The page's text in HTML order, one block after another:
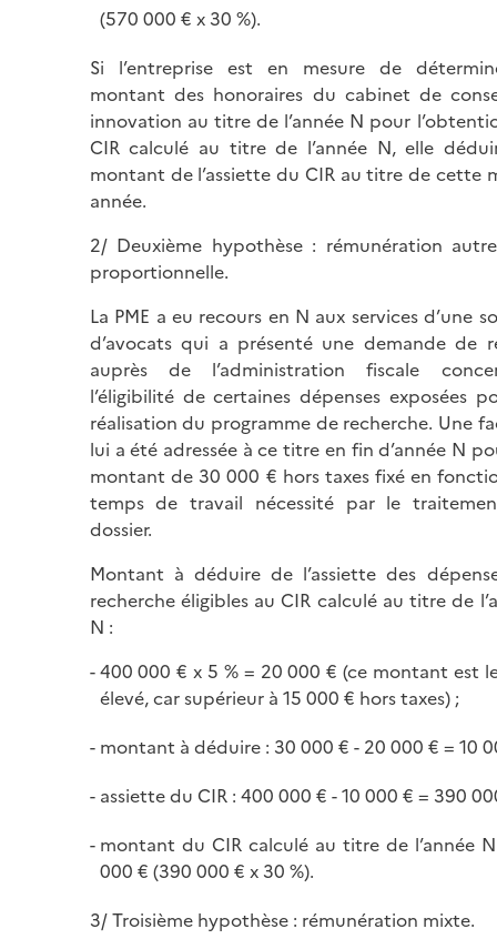
(570 000 € x 30 %).
Si l’entreprise est en mesure de
montant des honoraires du cabinet de
innovation au titre de l’année N pour
CIR calculé au titre de l’année N, elle
montant de l’assiette du CIR au titre de cette
année.
2/ Deuxième hypothèse : rémunération
proportionnelle.
La PME a eu recours en N aux services d’une
d’avocats qui a présenté une demande de
auprès de l’administration fiscale
l’éligibilité de certaines dépenses exposées
réalisation du programme de recherche. Une
lui a été adressée à ce titre en fin d’année N
montant de 30 000 € hors taxes fixé en
temps de travail nécessité par le
dossier.
Montant à déduire de l’assiette des
recherche éligibles au CIR calculé au titre de
N :
400 000 € x 5 % = 20 000 € (ce montant est
élevé, car supérieur à 15 000 € hors taxes) ;
montant à déduire : 30 000 € - 20 000 € = 10
assiette du CIR : 400 000 € - 10 000 € = 390
montant du CIR calculé au titre de l’année N
000 € (390 000 € x 30 %).
3/ Troisième hypothèse : rémunération mixte.